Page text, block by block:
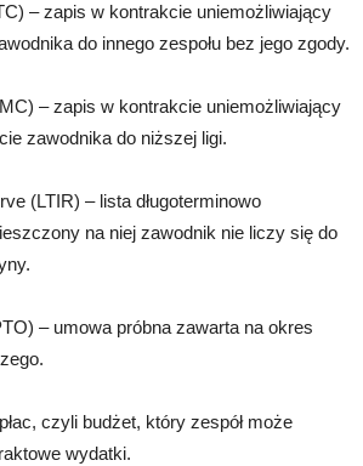
– zapis w kontrakcie uniemożliwiający
do innego zespołu bez jego zgody.
– zapis w kontrakcie uniemożliwiający
zawodnika do niższej ligi.
(LTIR) – lista długoterminowo
na niej zawodnik nie liczy się do
– umowa próbna zawarta na okres
czyli budżet, który zespół może
wydatki.